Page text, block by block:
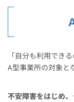
「自分も利用でき
A型事業所の対象と
不安障害をはじめ、